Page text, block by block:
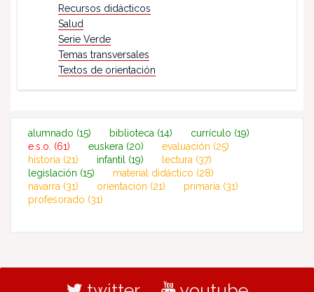
Recursos didácticos
Salud
Serie Verde
Temas transversales
Textos de orientación
alumnado (15) biblioteca (14) currículo (19)
e.s.o. (61) euskera (20) evaluación (25)
historia (21) infantil (19) lectura (37)
legislación (15) material didáctico (28)
navarra (31) orientación (21) primaria (31)
profesorado (31)